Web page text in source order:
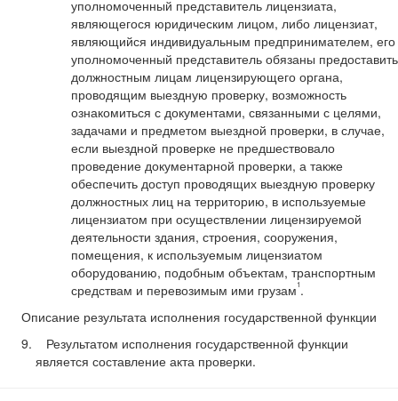
уполномоченный представитель лицензиата,
являющегося юридическим лицом, либо лицензиат,
являющийся индивидуальным предпринимателем, его
уполномоченный представитель обязаны предоставить
должностным лицам лицензирующего органа,
проводящим выездную проверку, возможность
ознакомиться с документами, связанными с целями,
задачами и предметом выездной проверки, в случае,
если выездной проверке не предшествовало
проведение документарной проверки, а также
обеспечить доступ проводящих выездную проверку
должностных лиц на территорию, в используемые
лицензиатом при осуществлении лицензируемой
деятельности здания, строения, сооружения,
помещения, к используемым лицензиатом
оборудованию, подобным объектам, транспортным
средствам и перевозимым ими грузам1.
Описание результата исполнения государственной функции
Результатом исполнения государственной функции
является составление акта проверки.